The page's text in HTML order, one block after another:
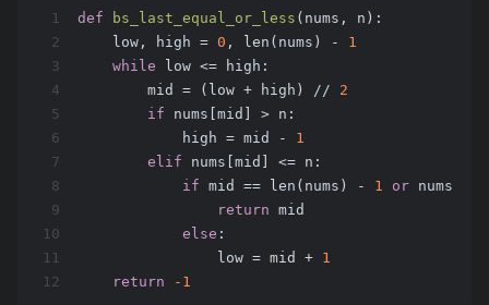
1
2
3
4
5
6
7
8
9
10
11
12
def bs_last_equal_or_less (nums, n) :
    low, high =
0 , len(nums) - 1
while low <= high:
        mid = (low + high) //
2
if nums[mid] > n:
            high = mid -
1
elif nums[mid] <= n:
if mid == len(nums) - 1 or
return mid
else :
                low = mid +
1
return
-1